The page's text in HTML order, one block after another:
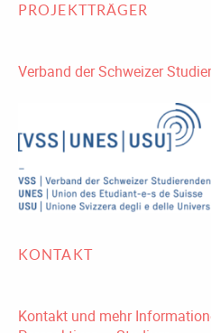
PROJEKTTRÄGER
Verband der Schweizer
KONTAKT
Kontakt und mehr